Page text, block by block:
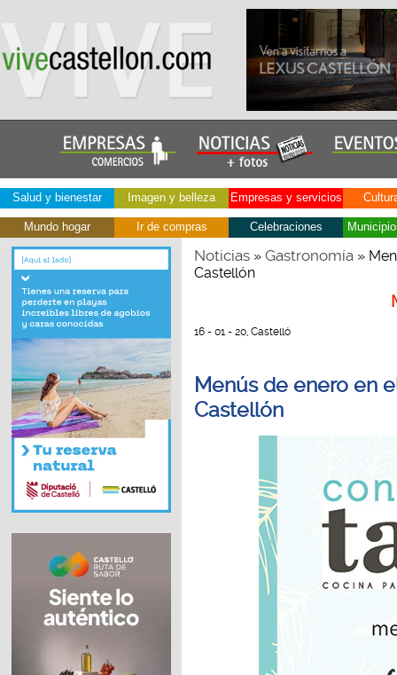
Salud y bienestar Imagen y belleza Empresas y servicios
Mundo hogar Ir de compras Celebraciones
Noticias» Gastronomía»
Castellón
16 - 01 - 20, Castelló
Menús de enero en
Castellón